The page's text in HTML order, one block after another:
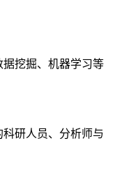
挖掘、机器学习等
研人员、分析师与